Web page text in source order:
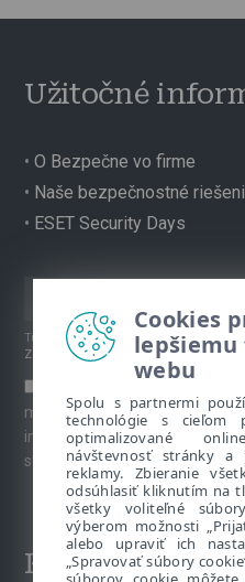
Užitočné
•O Bezpečne vo firme
• Naše bezpečnostné
• ESET Security Days
Túto stránku chráni reCAPTCHA,
Zmluvné podmienkyspoločnosti
marketingových materiálov
informácií o spracúvaní
stránke venovanej
Ochrane
Kontakt
Cookies
lepšiemu
webu
Spolu s partnermi
technológie s cieľom
optimalizované
návštevnosť stránky a
reklamy. Zbieranie
odsúhlasiť kliknutím na
všetky voliteľné
výberom možnosti
alebo upraviť ich
„Spravovať súbory